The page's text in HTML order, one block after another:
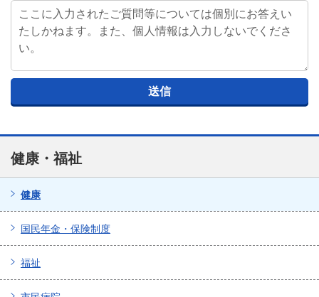
健康・福祉
健康
国民年金・保険制度
福祉